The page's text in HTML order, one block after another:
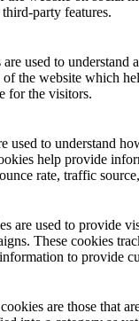
party features.
used to understand
of the website which
for the visitors.
used to understand
help provide
rate, traffic
are used to provide
These cookies
to provide
are those that